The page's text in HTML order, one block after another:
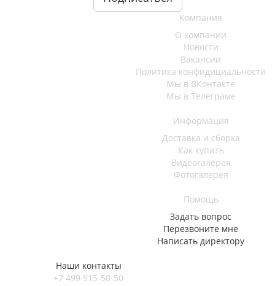
Компания
О компании
Новости
Вакансии
Политика конфидициальности
Мы в ВКонтакте
Мы в Телеграме
Информация
Доставка и сборка
Как купить
Видеогалерея
Фотогалерея
Помощь
Задать вопрос
Перезвоните мне
Написать директору
Наши контакты
+7 499 515-50-50